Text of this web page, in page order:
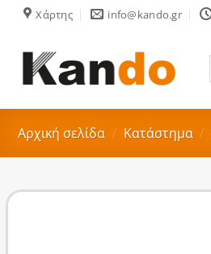
Skip
content
Χάρτης info@kando.gr
Αρχική σελίδα / Κατάστημα /